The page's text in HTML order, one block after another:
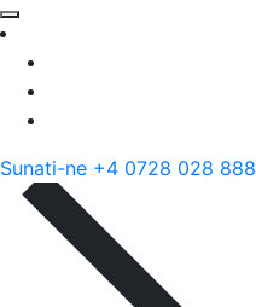
Sunati-ne +4 0728 028 888